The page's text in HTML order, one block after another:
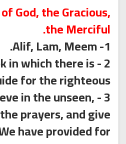
God, the Gracious,
the Merciful.
1- Alif, Lam, Meem.
in which there is
for the righteous.
in the unseen,
prayers, and give
have provided for